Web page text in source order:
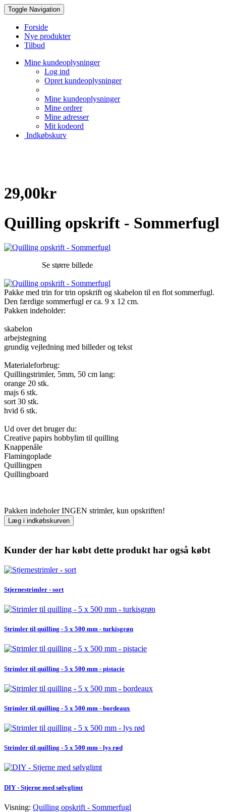
Toggle Navigation
Forside
Nye produkter
Tilbud
Mine kundeoplysninger
Log ind
Opret kundeoplysninger
Mine kundeoplysninger
Mine ordrer
Mine adresser
Mit kodeord
Indkøbskurv
29,00kr
Quilling opskrift - Sommerfugl
Se større billede
Pakke med trin for trin opskrift og skabelon til en flot sommerfugl.
Den færdige sommerfugl er ca. 9 x 12 cm.
Pakken indeholder:
skabelon
arbejstegning
grundig vejledning med billeder og tekst
Materialeforbrug:
Quillingstrimler, 5mm, 50 cm lang:
orange 20 stk.
majs 6 stk.
sort 30 stk.
hvid 6 stk.
Ud over det bruger du:
Creative papirs hobbylim til quilling
Knappenåle
Flamingoplade
Quillingpen
Quillingboard
Pakken indeholer INGEN strimler, kun opskriften!
Læg i indkøbskurven
Kunder der har købt dette produkt har også købt
Stjernestrimler - sort
Strimler til quilling - 5 x 500 mm - turkisgrøn
Strimler til quilling - 5 x 500 mm - pistacie
Strimler til quilling - 5 x 500 mm - bordeaux
Strimler til quilling - 5 x 500 mm - lys rød
DIY - Stjerne med sølvglimt
Visning: Quilling opskrift - Sommerfugl